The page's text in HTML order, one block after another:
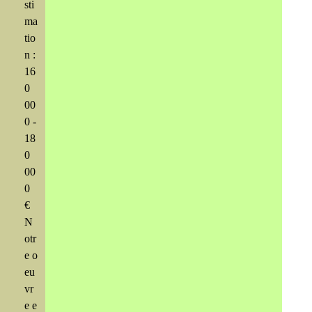
sti
ma
tio
n :
16
0
00
0 -
18
0
00
0
€
N
otr
e o
eu
vr
e e